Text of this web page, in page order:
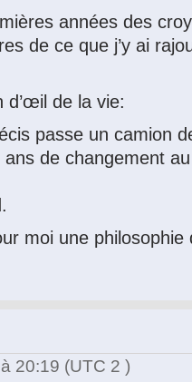
années des
de ce que j’y ai
d’œil de la vie:
passe un camion
de changement
moi une philosophie
20:19 (UTC 2 )